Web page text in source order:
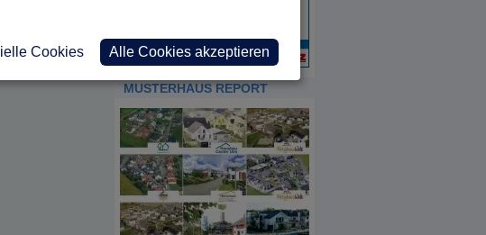
MUSTERHAUS REPORT
Cookies Alle Cookies akzeptieren